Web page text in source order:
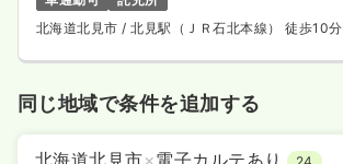
給与 21.9〜28.7万円/月 賞与2ヶ月
時間 8:30～17:00（休憩60分）
年間休日124日
月給28万円以上可
北海道北見市/ 北見駅（ＪＲ石北本線） 徒歩10分
同じ地域で条件を追加する